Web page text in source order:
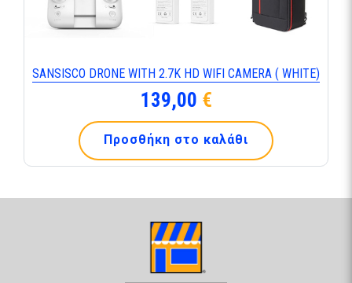
SANSISCO DRONE WITH 2.7K HD WIFI CAMERA ( WHITE)
139,00 €
Προσθήκη στο καλάθι